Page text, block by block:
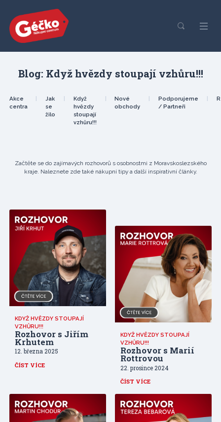
Blog: Když hvězdy stoupají vzhůru!!!
Akce
centra
Jak
se
žilo
Když
hvězdy
stoupají
vzhůru!!!
Nové
obchody
Podporujeme
/ Partneři
Začtěte se do zajímavých rozhovorů s osobnostmi z Moravskoslezského
kraje. Naleznete zde také nákupní tipy a další inspirativní články.
KDYŽ HVĚZDY STOUPAJÍ
VZHŮRU!!!
Rozhovor s Jiřím
Krhutem
12. března 2025
ČÍST VÍCE
KDYŽ HVĚZDY STOUPAJÍ
VZHŮRU!!!
Rozhovor s Marií
Rottrovou
22. prosince 2024
ČÍST VÍCE